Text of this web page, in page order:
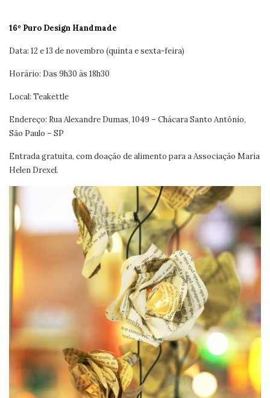
16º Puro Design Handmade
Data: 12 e 13 de novembro (quinta e sexta-feira)
Horário: Das 9h30 às 18h30
Local: Teakettle
Endereço: Rua Alexandre Dumas, 1049 – Chácara Santo Antônio,
São Paulo – SP
Entrada gratuita, com doação de alimento para a Associação Maria
Helen Drexel.